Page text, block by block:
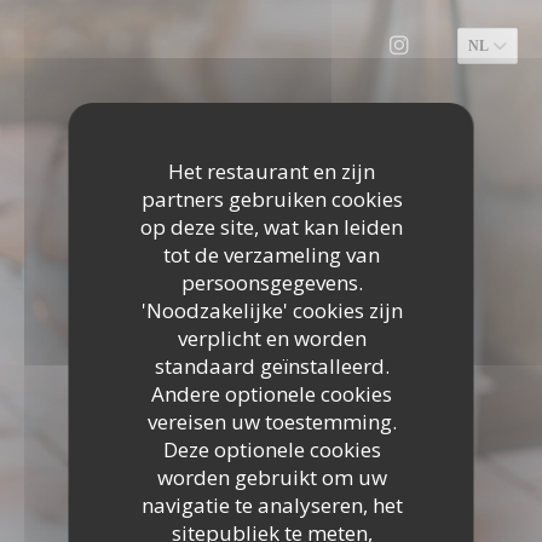
Het restaurant en zijn
partners gebruiken cookies
op deze site, wat kan leiden
tot de verzameling van
persoonsgegevens.
'Noodzakelijke' cookies zijn
verplicht en worden
standaard geïnstalleerd.
Andere optionele cookies
vereisen uw toestemming.
Deze optionele cookies
worden gebruikt om uw
navigatie te analyseren, het
sitepubliek te meten,
NL
Instagram